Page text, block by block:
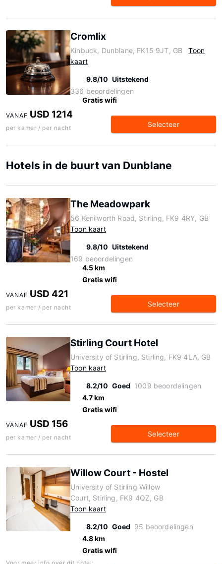
Cromlix
Kinbuck, Dunblane, FK15 9JT, GB
Toon
kaart
9.8/10 Uitstekend
336 beoordelingen
Gratis wifi
VANAF USD 1214
per kamer / per nacht Selecteer
Hotels in de buurt van Dunblane
The Meadowpark
56 Kenilworth Road, Stirling, FK9 4RY, GB
Toon kaart
9.8/10 Uitstekend
169 beoordelingen
4.5 km
Gratis wifi
VANAF USD 421
per kamer / per nacht Selecteer
Stirling Court Hotel
University of Stirling, Stirling, FK9 4LA, GB
Toon kaart
8.2/10 Goed 1009 beoordelingen
4.7 km
Gratis wifi
VANAF USD 156
per kamer / per nacht Selecteer
Willow Court - Hostel
University of Stirling Willow
Court, Stirling, FK9 4QZ, GB
Toon kaart
8.2/10 Goed 95 beoordelingen
4.8 km
Gratis wifi